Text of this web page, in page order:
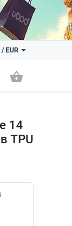
/ EUR
shopping_basket
14
TPU